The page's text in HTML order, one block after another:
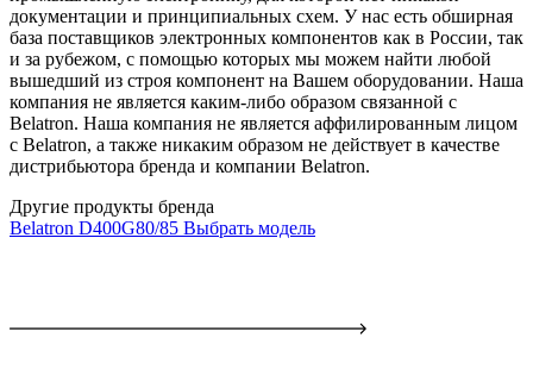
документации и принципиальных схем. У нас есть обширная
база поставщиков электронных компонентов как в России, так
и за рубежом, с помощью которых мы можем найти любой
вышедший из строя компонент на Вашем оборудовании. Наша
компания не является каким-либо образом связанной с
Belatron. Наша компания не является аффилированным лицом
с Belatron, а также никаким образом не действует в качестве
дистрибьютора бренда и компании Belatron.
Другие продукты бренда
Belatron D400G80/85 Выбрать модель